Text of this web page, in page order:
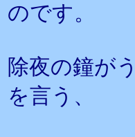
のです。
除夜の鐘が
を言う、